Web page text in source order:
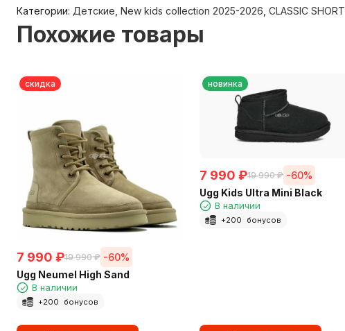
Категории: Детские New kids collection 2025-2026 CLASSIC SHORT
Похожие товары
скидка
7 990 ₽19 990 ₽ -60%
Ugg Neumel High Sand
В наличии
+200 бонусов
новинка
7 990 ₽19 990 ₽ -60%
Ugg Kids Ultra Mini Black
В наличии
+200 бонусов